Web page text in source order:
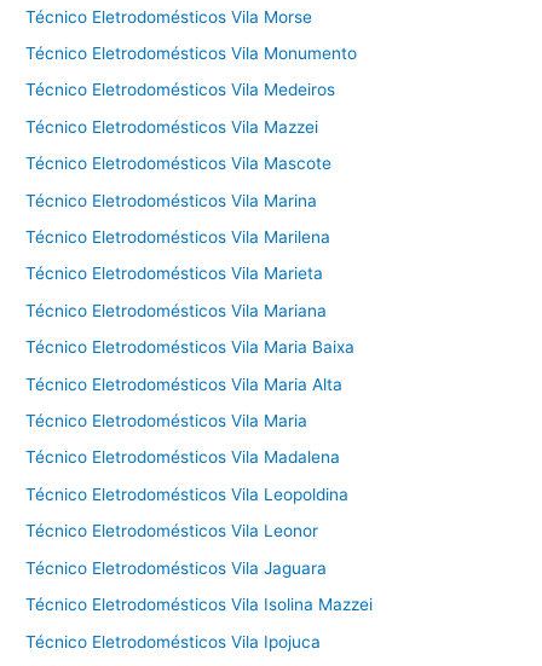
Técnico Eletrodomésticos Vila Morse
Técnico Eletrodomésticos Vila Monumento
Técnico Eletrodomésticos Vila Medeiros
Técnico Eletrodomésticos Vila Mazzei
Técnico Eletrodomésticos Vila Mascote
Técnico Eletrodomésticos Vila Marina
Técnico Eletrodomésticos Vila Marilena
Técnico Eletrodomésticos Vila Marieta
Técnico Eletrodomésticos Vila Mariana
Técnico Eletrodomésticos Vila Maria Baixa
Técnico Eletrodomésticos Vila Maria Alta
Técnico Eletrodomésticos Vila Maria
Técnico Eletrodomésticos Vila Madalena
Técnico Eletrodomésticos Vila Leopoldina
Técnico Eletrodomésticos Vila Leonor
Técnico Eletrodomésticos Vila Jaguara
Técnico Eletrodomésticos Vila Isolina Mazzei
Técnico Eletrodomésticos Vila Ipojuca